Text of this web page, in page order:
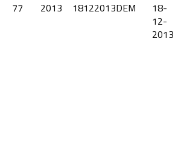
77
2013 18122013DEM
18-
12-
2013